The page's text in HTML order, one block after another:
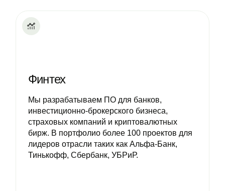
Финтех
Мы разрабатываем ПО для банков,
инвестиционно-брокерского бизнеса,
страховых компаний и криптовалютных
бирж. В портфолио более 100 проектов для
лидеров отрасли таких как Альфа-Банк,
Тинькофф, Сбербанк, УБРиР.